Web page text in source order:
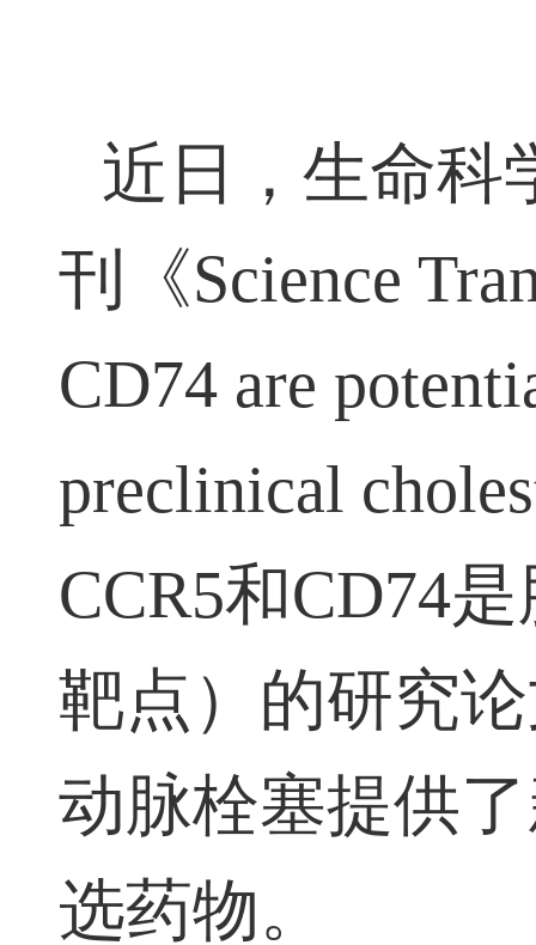
近日，生命科
刊《Science
CD74 are
preclinical
CCR5和CD74
靶点）的研究
动脉栓塞提供